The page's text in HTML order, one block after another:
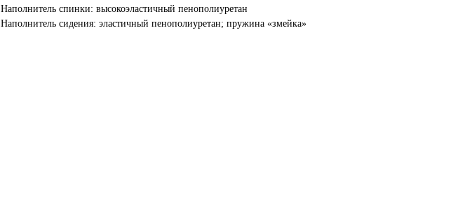
Наполнитель спинки: высокоэластичный пенополиуретан
Наполнитель сидения: эластичный пенополиуретан; пружина «змейка»